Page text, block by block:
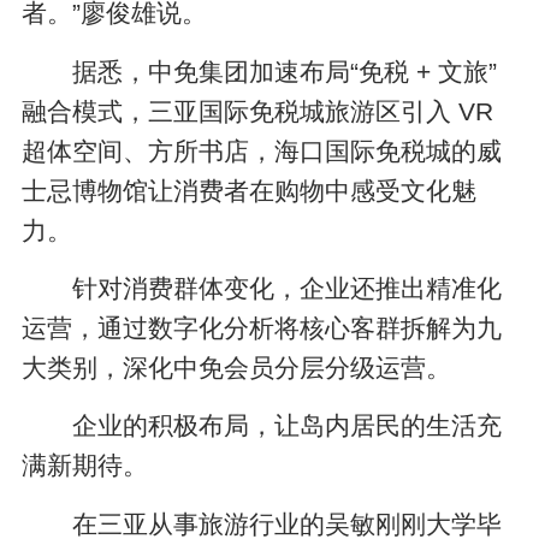
者。”廖俊雄说。
据悉，中免集团加速布局“免税 + 文旅”
融合模式，三亚国际免税城旅游区引入 VR
超体空间、方所书店，海口国际免税城的威
士忌博物馆让消费者在购物中感受文化魅
力。
针对消费群体变化，企业还推出精准化
运营，通过数字化分析将核心客群拆解为九
大类别，深化中免会员分层分级运营。
企业的积极布局，让岛内居民的生活充
满新期待。
在三亚从事旅游行业的吴敏刚刚大学毕